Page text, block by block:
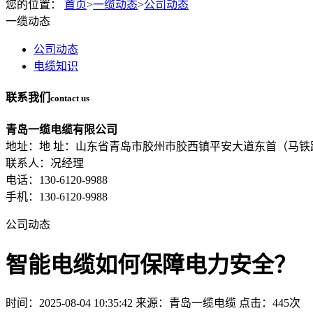
您的位置： 首页>一缆动态>公司动态
一缆动态
公司动态
电缆知识
联系我们 contact us
青岛一缆电缆有限公司
地址：地 址：山东省青岛市胶州市胶西镇平安大道东首（马
联系人：况经理
电话：130-6120-9988
手机：130-6120-9988
公司动态
智能电缆如何保障电力安全？
时间：2025-08-04 10:35:42 来源：青岛一缆电缆 点击：445次